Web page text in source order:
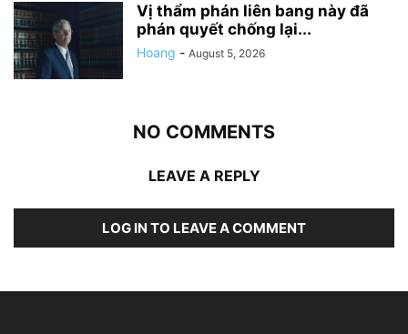
Vị thẩm phán liên bang này đã
phán quyết chống lại...
Hoang - August 5, 2026
NO COMMENTS
LEAVE A REPLY
LOG IN TO LEAVE A COMMENT